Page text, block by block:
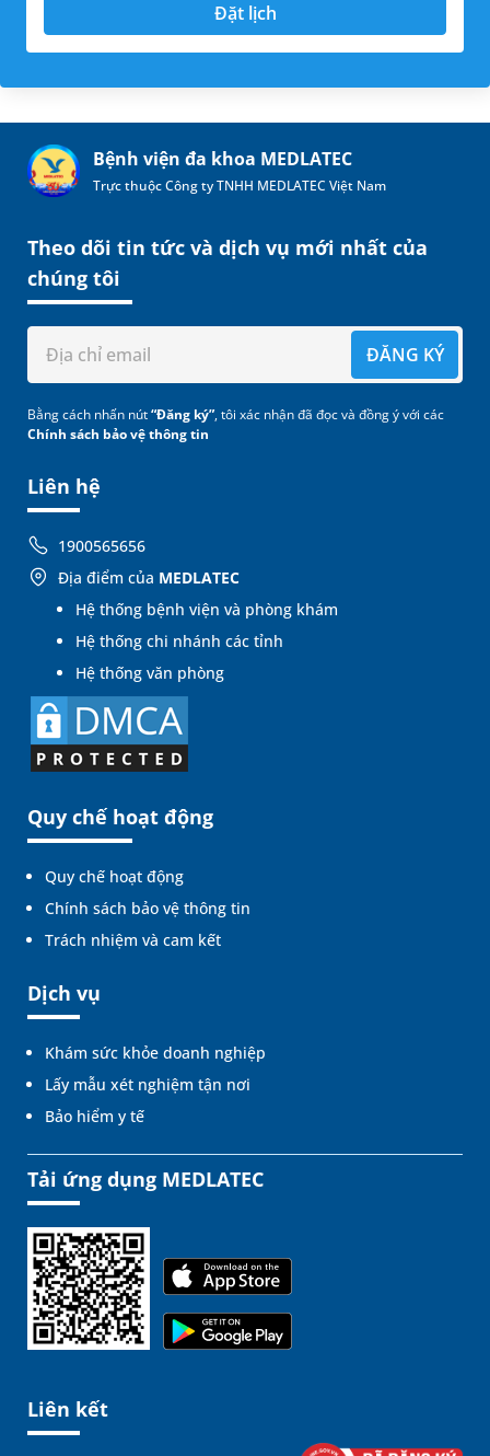
Đặt lịch
Bệnh viện đa khoa MEDLATEC
Trực thuộc Công ty TNHH MEDLATEC Việt Nam
Liên hệ
1900565656
Địa điểm của MEDLATEC
Hệ thống bệnh viện và phòng khám
Hệ thống chi nhánh các tỉnh
Hệ thống văn phòng
Quy chế hoạt động
Quy chế hoạt động
Chính sách bảo vệ thông tin
Trách nhiệm và cam kết
Dịch vụ
Khám sức khỏe doanh nghiệp
Lấy mẫu xét nghiệm tận nơi
Bảo hiểm y tế
Theo dõi tin tức và dịch vụ mới nhất của
chúng tôi
ĐĂNG KÝ
Bằng cách nhấn nút“Đăng ký”, tôi xác nhận đã đọc và đồng ý với các
Chính sách bảo vệ thông tin
Tải ứng dụng MEDLATEC
Liên kết